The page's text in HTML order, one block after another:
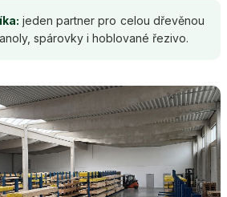
jeden partner pro celou dřevěnou
spárovky i hoblované řezivo.